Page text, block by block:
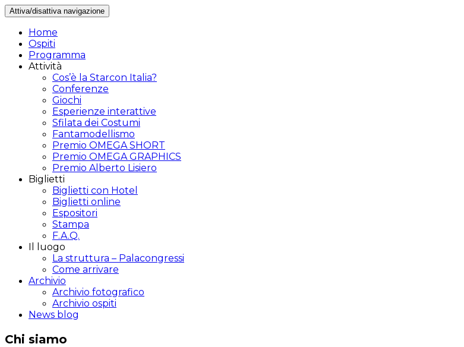
Attiva/disattiva navigazione
Home
Ospiti
Programma
Attività
Cos’è la Starcon Italia?
Conferenze
Giochi
Esperienze interattive
Sfilata dei Costumi
Fantamodellismo
Premio OMEGA SHORT
Premio OMEGA GRAPHICS
Premio Alberto Lisiero
Biglietti
Biglietti con Hotel
Biglietti online
Espositori
Stampa
F.A.Q.
Il luogo
La struttura – Palacongressi
Come arrivare
Archivio
Archivio fotografico
Archivio ospiti
News blog
Chi siamo